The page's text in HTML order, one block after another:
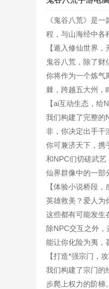
《鬼谷八荒》是
程，与山海经中各
【遁入修仙世界，
鬼谷八荒，除了财
你将作为一个炼气
棘，跨越五大州，
【ai互动生态，给
我们构建了完整的
非，你决定出手干
你可兼济天下，携
和NPC们切磋武
仙界群像中的一部
【体验小说桥段，
英雄救美？爱人为
这些都有可能发生
除NPC交互之外
能让你化险为夷，
【打造*强宗门，
我们构建了宗门的
步爬上权力的阶梯